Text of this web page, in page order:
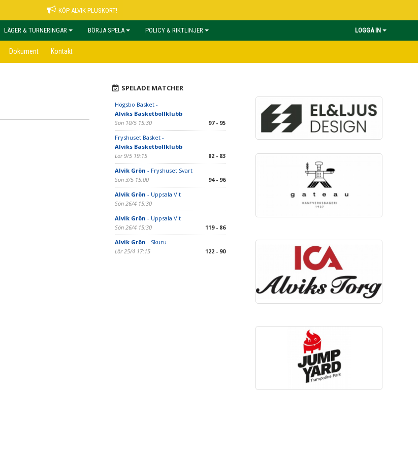
KÖP ALVIK PLUSKORT!
LÄGER & TURNERINGAR BÖRJA SPELA POLICY & RIKTLINJER LOGGA IN
Dokument Kontakt
SPELADE MATCHER
Högsbo Basket -
Alviks Basketbollklubb
Sön 10/5 15:30
97 - 95
Fryshuset Basket -
Alviks Basketbollklubb
Lör 9/5 19:15
82 - 83
Alvik Grön - Fryshuset Svart
Sön 3/5 15:00
94 - 96
Alvik Grön - Uppsala Vit
Sön 26/4 15:30
Alvik Grön - Uppsala Vit
Sön 26/4 15:30
119 - 86
Alvik Grön - Skuru
Lör 25/4 17:15
122 - 90